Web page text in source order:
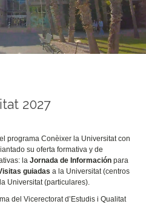
2027
programa Conèixer la Universitat con
su oferta formativa y de
laJornada de Información para
guiadas a la Universitat (centros
Universitat (particulares).
del Vicerectorat d’Estudis i Qualitat